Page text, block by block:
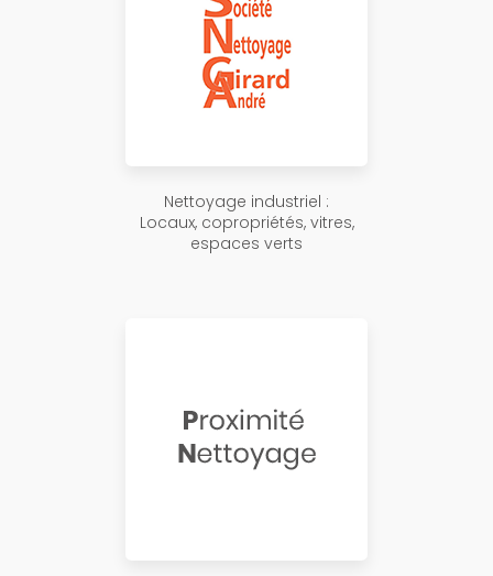
Nettoyage industriel :
Locaux, copropriétés, vitres,
espaces verts